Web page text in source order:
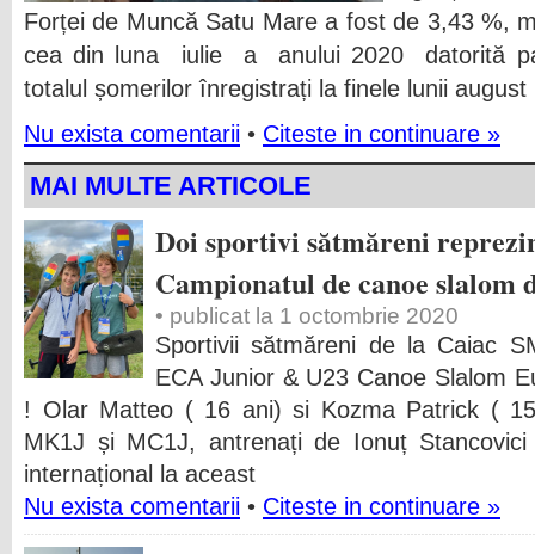
Forței de Muncă Satu Mare a fost de 3,43 %,
cea din luna iulie a anului 2020 datorită
totalul șomerilor înregistrați la finele lunii
Nu exista comentarii • Citeste in continuare »
MAI MULTE ARTICOLE
Doi sportivi sătmăreni
Campionatul de canoe slalom
• publicat la 1 octombrie 2020
Sportivii sătmăreni de la Caiac
ECA Junior & U23 Canoe Slalom
! Olar Matteo ( 16 ani) si Kozma Patrick (
MK1J și MC1J, antrenați de Ionuț
internațional la aceast
Nu exista comentarii • Citeste in continuare »